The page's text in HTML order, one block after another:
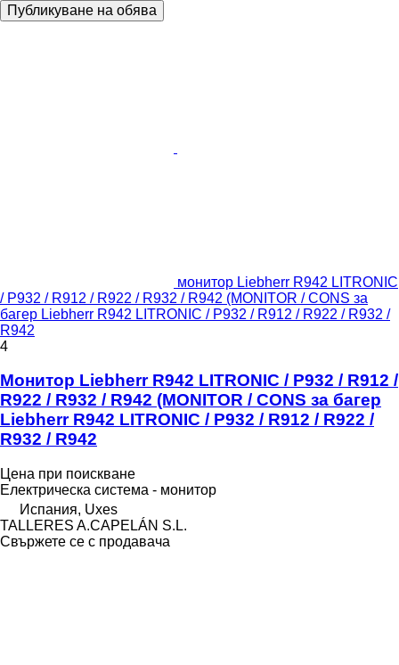
Публикуване на обява
монитор Liebherr R942 LITRONIC
/ P932 / R912 / R922 / R932 / R942 (MONITOR / CONS за
багер Liebherr R942 LITRONIC / P932 / R912 / R922 / R932 /
R942
4
Монитор Liebherr R942 LITRONIC / P932 / R912 /
R922 / R932 / R942 (MONITOR / CONS за багер
Liebherr R942 LITRONIC / P932 / R912 / R922 /
R932 / R942
Цена при поискване
Електрическа система - монитор
Испания, Uxes
TALLERES A.CAPELÁN S.L.
Свържете се с продавача